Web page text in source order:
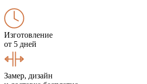
Изготовление
от 5 дней
Замер, дизайн